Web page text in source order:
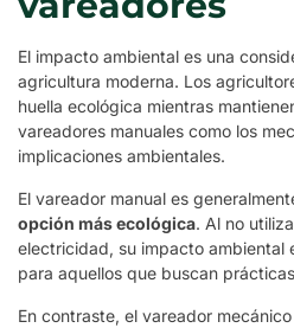
El impacto ambiental es una
agricultura moderna. Los
huella ecológica mientras
vareadores manuales como los
implicaciones ambientales.
El vareador manual es
opción más ecológica. Al no
electricidad, su impacto ambiental
para aquellos que buscan
En contraste, el vareador